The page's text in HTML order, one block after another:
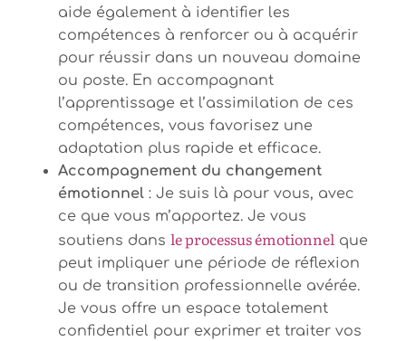
aide également à identifier les
compétences à renforcer ou à acquérir
pour réussir dans un nouveau domaine
ou poste. En accompagnant
l’apprentissage et l’assimilation de ces
compétences, vous favorisez une
adaptation plus rapide et efficace.
Accompagnement du changement
émotionnel : Je suis là pour vous, avec
ce que vous m’apportez. Je vous
soutiens dans le processus émotionnel que
peut impliquer une période de réflexion
ou de transition professionnelle avérée.
Je vous offre un espace totalement
confidentiel pour exprimer et traiter vos